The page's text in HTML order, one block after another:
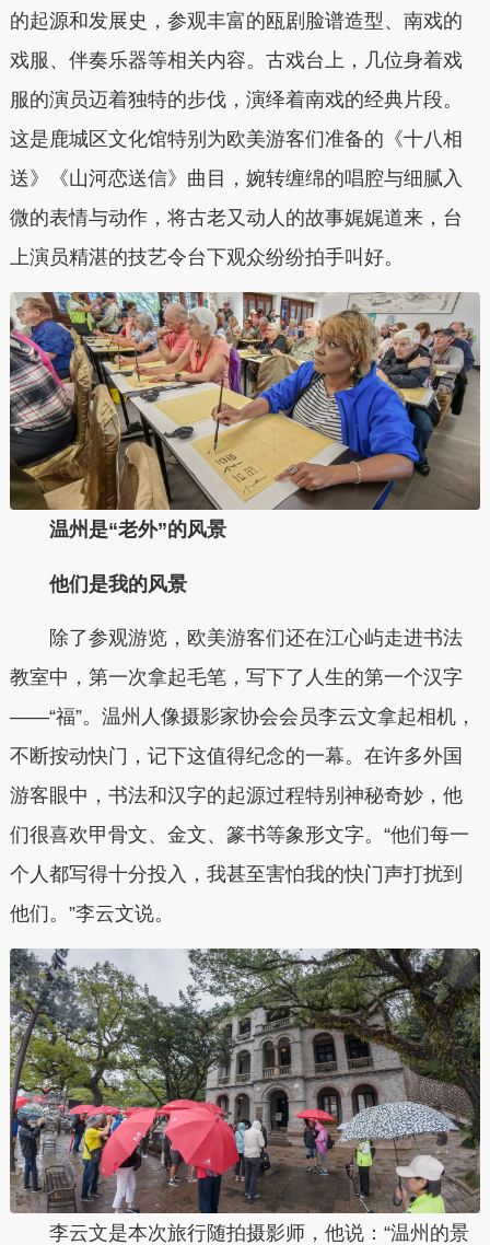
的起源和发展史，参观丰富的瓯剧脸谱造型、南戏的
戏服、伴奏乐器等相关内容。古戏台上，几位身着戏
服的演员迈着独特的步伐，演绎着南戏的经典片段。
这是鹿城区文化馆特别为欧美游客们准备的‌《十八相
送》《山河恋送信》曲目，婉转缠绵的唱腔与细腻入
微的表情与动作，将古老又动人的故事娓娓道来，台
上演员精湛的技艺令台下观众纷纷拍手叫好。
温州是“老外”的风景
他们是我的风景
除了参观游览，欧美游客们还在江心屿走进书法
教室中，第一次拿起毛笔，写下了人生的第一个汉字
——“福”。温州人像摄影家协会会员李云文拿起相机，
不断按动快门，记下这值得纪念的一幕。在许多外国
游客眼中，书法和汉字的起源过程特别神秘奇妙，他
们很喜欢甲骨文、金文、篆书等象形文字。“他们每一
个人都写得十分投入，我甚至害怕我的快门声打扰到
他们。”李云文说。
李云文是本次旅行随拍摄影师，他说：“温州的景